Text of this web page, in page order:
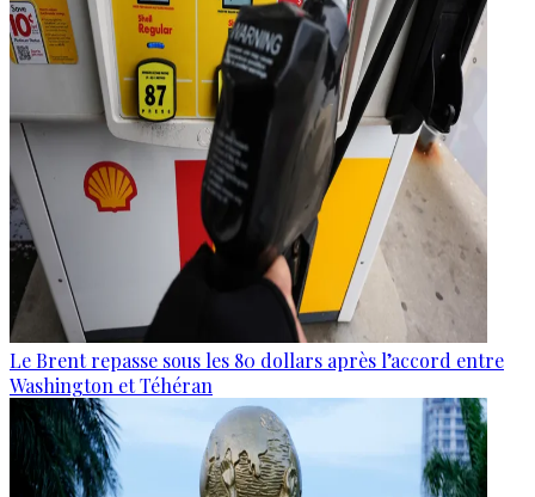
Le Brent repasse sous les 80 dollars après l’accord entre
Washington et Téhéran